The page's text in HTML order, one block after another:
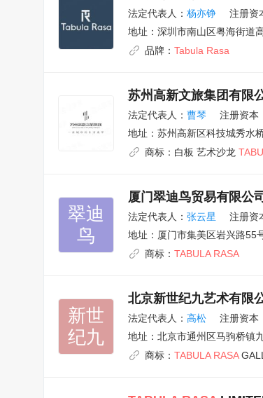
法定代表人： 杨亦铮 注册资
地址： 深圳市南山区粤海街道
品牌： Tabula Rasa
苏州高新文旅集团有限
法定代表人： 曹琴 注册资本
地址： 苏州高新区科技城秀水
商标： 白板 艺术沙龙
翠迪
鸟
厦门翠迪鸟贸易有限公司
法定代表人： 张云星 注册资
地址： 厦门市集美区岩兴路55
商标： TABULA RASA
新世
纪九
北京新世纪九艺术有限
法定代表人： 高松 注册资本
地址： 北京市通州区马驹桥镇
商标： TABULA RASA